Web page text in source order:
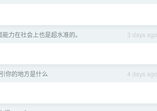
3 days ago
力在社会上也是超水准的。
4 days ago
你的地方是什么